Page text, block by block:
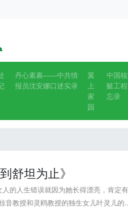
丹心素裹——中共情
报员沈安娜口述实录
翼
上
家
园
中国
艇工
忘录
舒坦为止》
的人生错误就因为她长得漂亮，肯定
音教授和灵鸥教授的独生女儿叶灵儿的